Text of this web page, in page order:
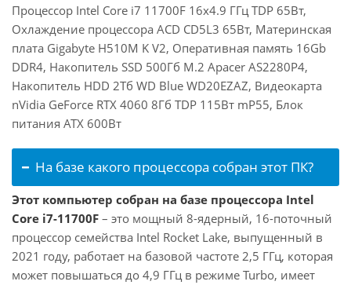
Процессор Intel Core i7 11700F 16x4.9 ГГц TDP 65Вт,
Охлаждение процессора ACD CD5L3 65Вт, Материнская
плата Gigabyte H510M K V2, Оперативная память 16Gb
DDR4, Накопитель SSD 500Гб M.2 Apacer AS2280P4,
Накопитель HDD 2Тб WD Blue WD20EZAZ, Видеокарта
nVidia GeForce RTX 4060 8Гб TDP 115Вт mP55, Блок
питания ATX 600Вт
На базе какого процессора собран этот ПК?
Этот компьютер собран на базе процессора Intel
Core i7-11700F – это мощный 8-ядерный, 16-поточный
процессор семейства Intel Rocket Lake, выпущенный в
2021 году, работает на базовой частоте 2,5 ГГц, которая
может повышаться до 4,9 ГГц в режиме Turbo, имеет